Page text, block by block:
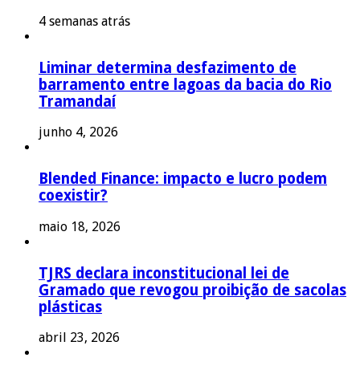
4 semanas atrás
Liminar determina desfazimento de
barramento entre lagoas da bacia do Rio
Tramandaí
junho 4, 2026
Blended Finance: impacto e lucro podem
coexistir?
maio 18, 2026
TJRS declara inconstitucional lei de
Gramado que revogou proibição de sacolas
plásticas
abril 23, 2026